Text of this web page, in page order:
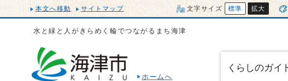
本文へ移動 サイトマップ 文字サイズ 標準 拡大
水と緑と人がきらめく輪でつながるまち海津
ホームへ
くらしのガイ